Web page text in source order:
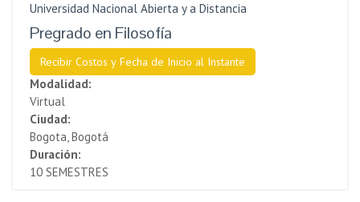
Universidad Nacional Abierta y a Distancia
Pregrado en Filosofía
Recibir Costos y Fecha de Inicio al Instante
Modalidad:
Virtual
Ciudad:
Bogota, Bogotá
Duración:
10 SEMESTRES